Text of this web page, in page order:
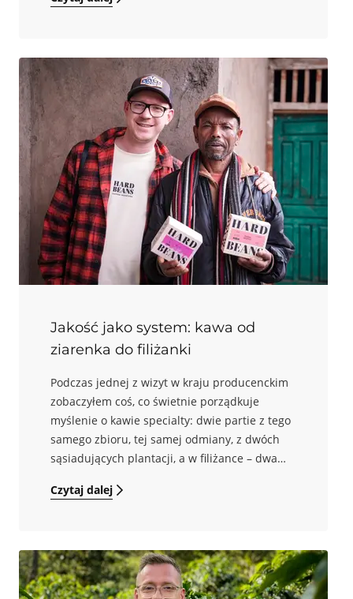
- od odmiennych smaków i aromatów po
kawy, przedstawiając ich pochodzenie,
właściwości oraz znaczenie w świecie kawy.
Jakość jako system: kawa od
ziarenka do filiżanki
Podczas jednej z wizyt w kraju producenckim
zobaczyłem coś, co świetnie porządkuje
myślenie o kawie specialty: dwie partie z tego
samego zbioru, tej samej odmiany, z dwóch
sąsiadujących plantacji, a w filiżance – dwa
lepsza z definicji”, tylko dlatego, że po drodze
Wysoka jakość kawy nie jest medalem
przypiętym do nazwy plantacji. To system
naczyń połączonych, w którym farma buduje
Czytaj dalej